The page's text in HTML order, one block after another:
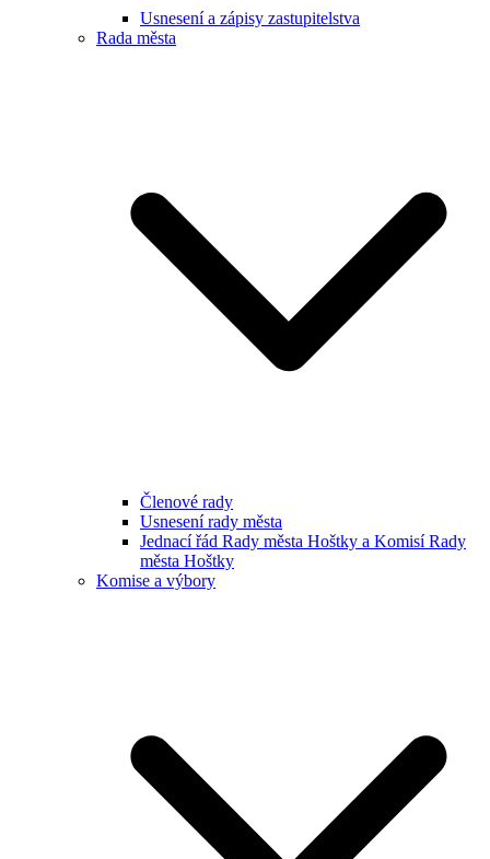
Usnesení a zápisy zastupitelstva
Rada města
Členové rady
Usnesení rady města
Jednací řád Rady města Hoštky a Komisí Rady
města Hoštky
Komise a výbory